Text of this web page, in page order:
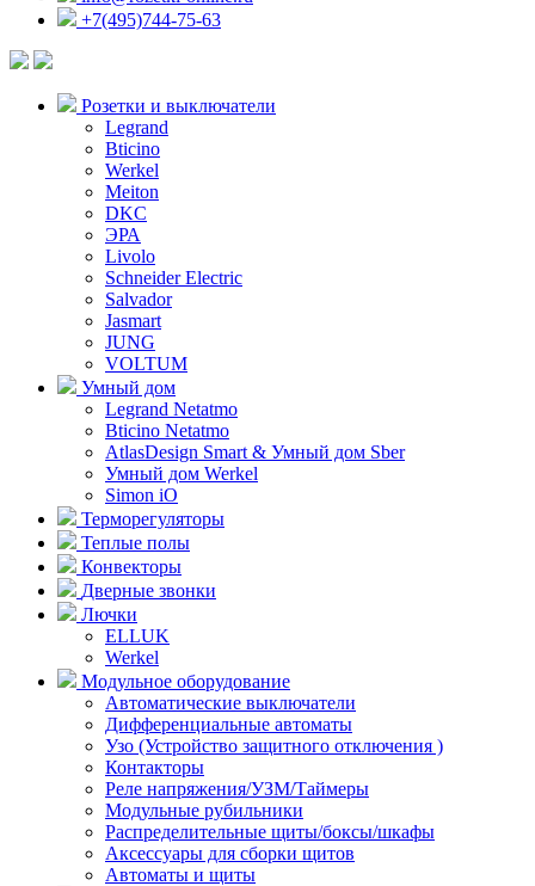
+7(495)744-75-63
Розетки и выключатели
Legrand
Bticino
Werkel
Meiton
DKC
ЭРА
Livolo
Schneider Electric
Salvador
Jasmart
JUNG
VOLTUM
Умный дом
Legrand Netatmo
Bticino Netatmo
AtlasDesign Smart & Умный дом Sber
Умный дом Werkel
Simon iO
Терморегуляторы
Теплые полы
Конвекторы
Дверные звонки
Лючки
ELLUK
Werkel
Модульное оборудование
Автоматические выключатели
Дифференциальные автоматы
Узо (Устройство защитного отключения )
Контакторы
Реле напряжения/УЗМ/Таймеры
Модульные рубильники
Распределительные щиты/боксы/шкафы
Аксессуары для сборки щитов
Автоматы и щиты